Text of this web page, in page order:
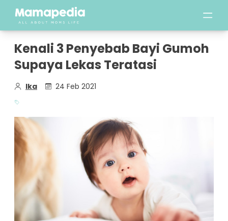
Kenali 3 Penyebab Bayi Gumoh
Supaya Lekas Teratasi
Ika 24 Feb 2021